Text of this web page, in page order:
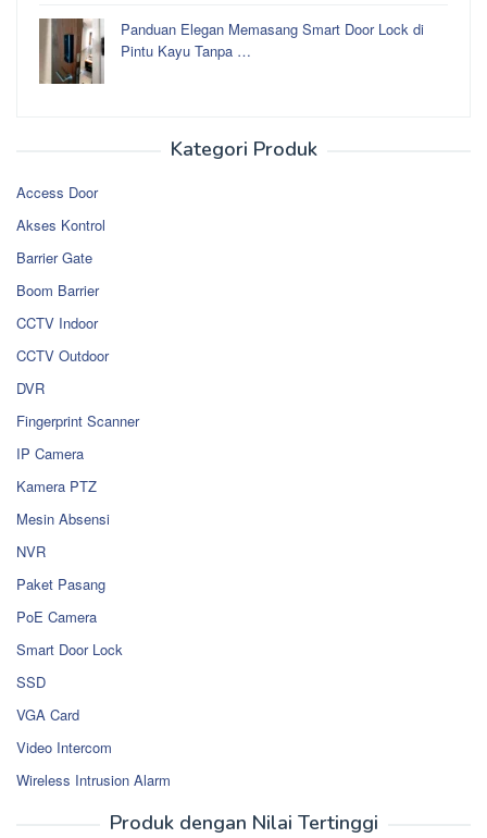
Panduan Elegan Memasang Smart Door Lock di
Pintu Kayu Tanpa …
Kategori Produk
Access Door
Akses Kontrol
Barrier Gate
Boom Barrier
CCTV Indoor
CCTV Outdoor
DVR
Fingerprint Scanner
IP Camera
Kamera PTZ
Mesin Absensi
NVR
Paket Pasang
PoE Camera
Smart Door Lock
SSD
VGA Card
Video Intercom
Wireless Intrusion Alarm
Produk dengan Nilai Tertinggi